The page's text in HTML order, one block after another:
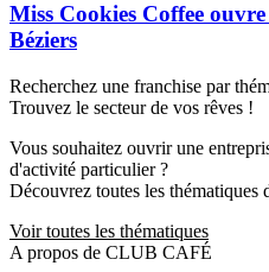
Miss Cookies Coffee
Béziers
Recherchez une franchise par
Trouvez le secteur de vos rêves !
Vous souhaitez ouvrir une
d'activité particulier ?
Découvrez toutes les thématiques
Voir toutes les thématiques
A propos de CLUB CAFÉ